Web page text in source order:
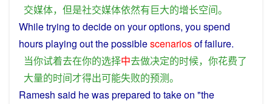
交媒体， 但是社交媒体依然有巨大的增长空间。
Whiletrying todecideon youroptions, you spend
hoursplaying outthepossiblescenariosoffailure.
当你试着去在你的选择中去做决定的时候， 你花费了
大量的时间才得出可能失败的预测。
Ramesh said hewasprepared totakeon "the